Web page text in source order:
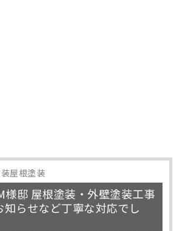
屋根塗装
様邸 屋根塗装・外壁塗装工事
知らせなど丁寧な対応でし